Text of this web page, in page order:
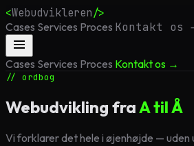
<Webudvikleren/>
Cases Services Proces Kontakt os
Cases Services Proces Kontakt os →
// ordbog
Webudvikling fraA til Å
Vi forklarer det hele i øjenhøjde — uden